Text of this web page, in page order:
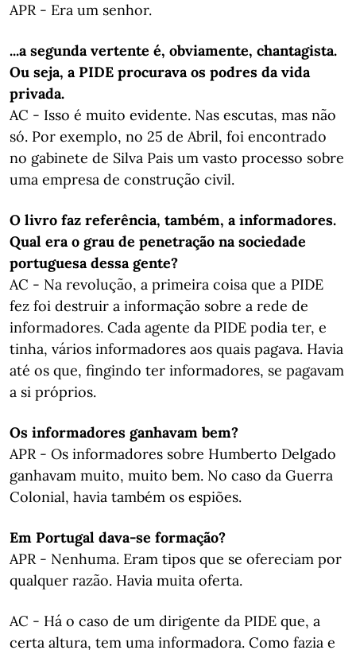
APR - Era um senhor.
...a segunda vertente é, obviamente, chantagista.
Ou seja, a PIDE procurava os podres da vida
privada.
AC - Isso é muito evidente. Nas escutas, mas não
só. Por exemplo, no 25 de Abril, foi encontrado
no gabinete de Silva Pais um vasto processo sobre
uma empresa de construção civil.
O livro faz referência, também, a informadores.
Qual era o grau de penetração na sociedade
portuguesa dessa gente?
AC - Na revolução, a primeira coisa que a PIDE
fez foi destruir a informação sobre a rede de
informadores. Cada agente da PIDE podia ter, e
tinha, vários informadores aos quais pagava. Havia
até os que, fingindo ter informadores, se pagavam
a si próprios.
Os informadores ganhavam bem?
APR - Os informadores sobre Humberto Delgado
ganhavam muito, muito bem. No caso da Guerra
Colonial, havia também os espiões.
Em Portugal dava-se formação?
APR - Nenhuma. Eram tipos que se ofereciam por
qualquer razão. Havia muita oferta.
AC - Há o caso de um dirigente da PIDE que, a
certa altura, tem uma informadora. Como fazia e